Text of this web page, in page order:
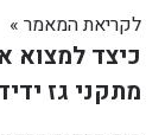
לקריאת המאמר »
כיצד למצוא
מתקני גז